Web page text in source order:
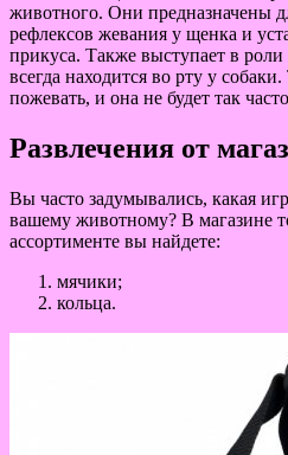
животного. Они предназначены
рефлексов жевания у щенка и
прикуса. Также выступает в
всегда находится во рту у
пожевать, и она не будет так
Развлечения от
Вы часто задумывались, какая
вашему животному? В магазине
ассортименте вы найдете:
мячики;
кольца.